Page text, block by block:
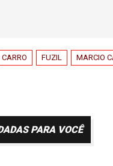
CARRO FUZIL MARCIO
PARA VOCÊ